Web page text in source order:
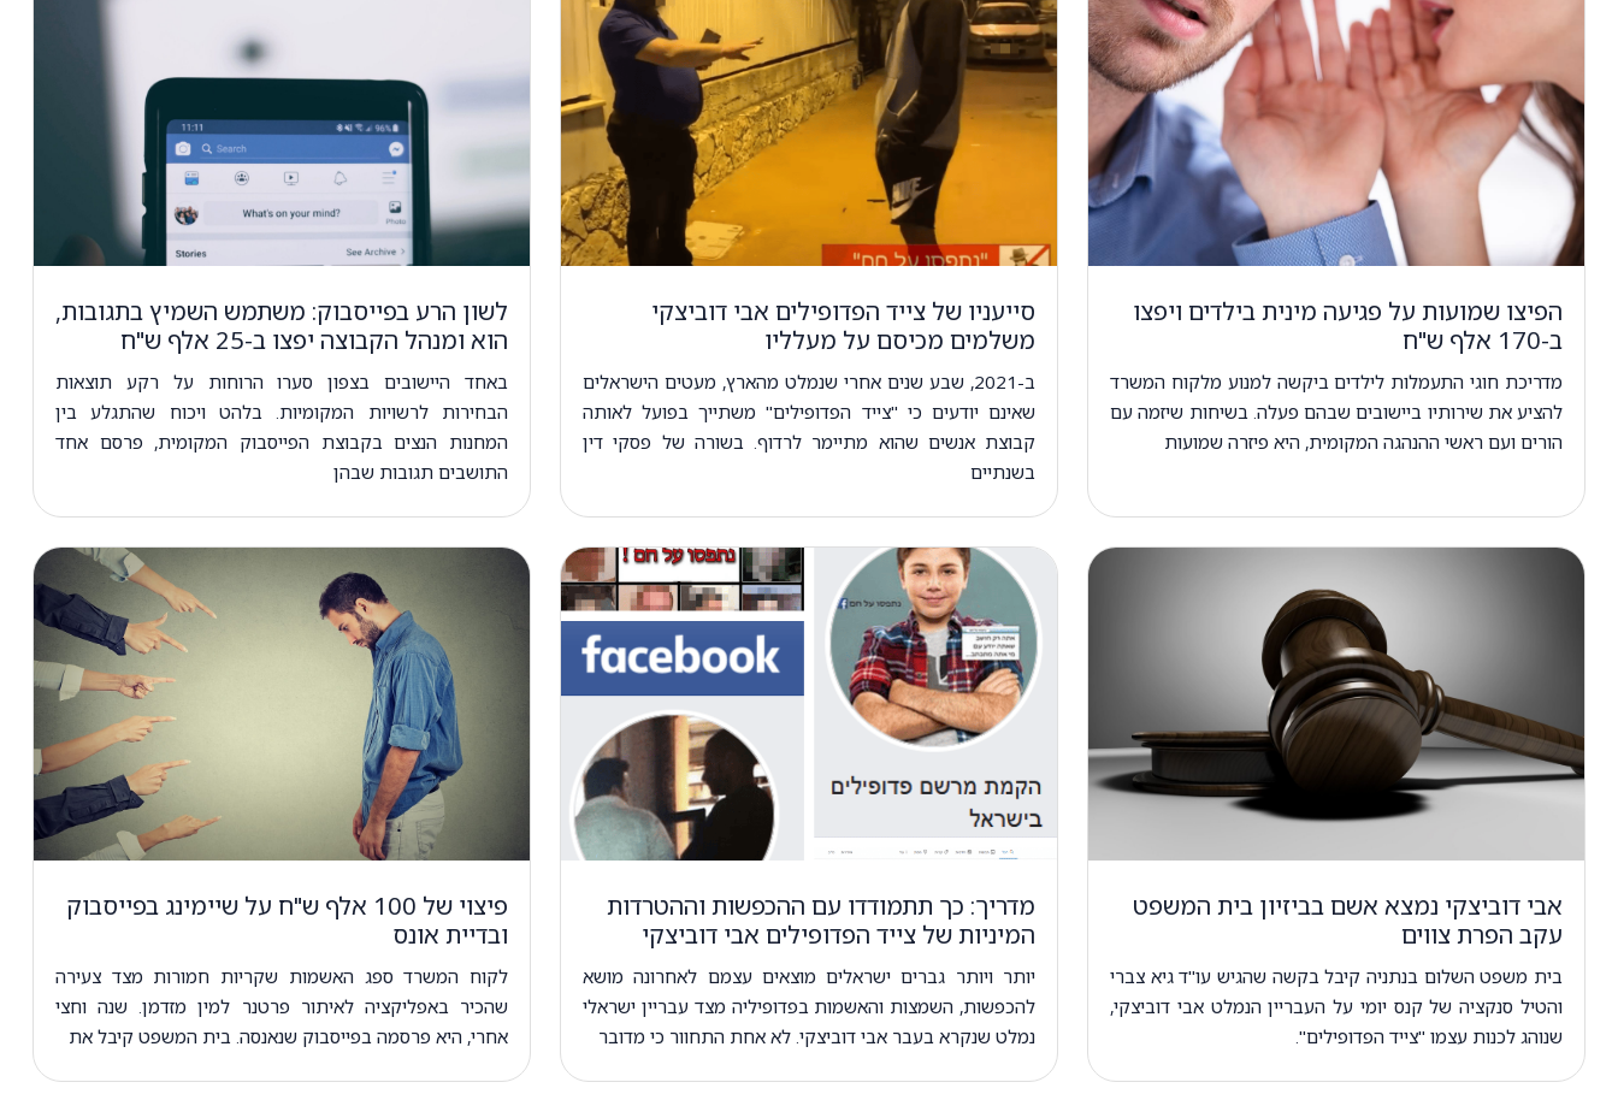
הפיצו שמועות על פגיעה מינית בילדים ויפצו
ב-170 אלף ש"ח
מדריכת חוגי התעמלות לילדים ביקשה למנוע מלקוח המשרד
להציע את שירותיו ביישובים שבהם פעלה. בשיחות שיזמה עם
הורים ועם ראשי ההנהגה המקומית, היא פיזרה שמועות
סייעניו של צייד הפדופילים אבי דוביצקי
משלמים מכיסם על מעלליו
ב-2021, שבע שנים אחרי שנמלט מהארץ, מעטים הישראלים
שאינם יודעים כי "צייד הפדופילים" משתייך בפועל לאותה
קבוצת אנשים שהוא מתיימר לרדוף. בשורה של פסקי דין
בשנתיים
לשון הרע בפייסבוק: משתמש השמיץ בתגובות,
הוא ומנהל הקבוצה יפצו ב-25 אלף ש"ח
באחד היישובים בצפון סערו הרוחות על רקע תוצאות
הבחירות לרשויות המקומיות. בלהט ויכוח שהתגלע בין
המחנות הנצים בקבוצת הפייסבוק המקומית, פרסם אחד
התושבים תגובות שבהן
אבי דוביצקי נמצא אשם בביזיון בית המשפט
עקב הפרת צווים
בית משפט השלום בנתניה קיבל בקשה שהגיש עו"ד גיא צברי
והטיל סנקציה של קנס יומי על העבריין הנמלט אבי דוביצקי,
שנוהג לכנות עצמו "צייד הפדופילים".
מדריך: כך תתמודדו עם ההכפשות וההטרדות
המיניות של צייד הפדופילים אבי דוביצקי
יותר ויותר גברים ישראלים מוצאים עצמם לאחרונה מושא
להכפשות, השמצות והאשמות בפדופיליה מצד עבריין ישראלי
נמלט שנקרא בעבר אבי דוביצקי. לא אחת התחוור כי מדובר
פיצוי של 100 אלף ש"ח על שיימינג בפייסבוק
ובדיית אונס
לקוח המשרד ספג האשמות שקריות חמורות מצד צעירה
שהכיר באפליקציה לאיתור פרטנר למין מזדמן. שנה וחצי
אחרי, היא פרסמה בפייסבוק שנאנסה. בית המשפט קיבל את